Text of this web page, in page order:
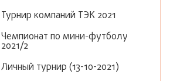
Турнир компаний ТЭК 2021
Чемпионат по мини-футболу
2021/2
Личный турнир (13-10-2021)